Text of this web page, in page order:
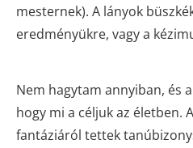
mesternek). A lányok
eredményükre, vagy a
Nem hagytam annyiban, és
hogy mi a céljuk az életben.
fantáziáról tettek